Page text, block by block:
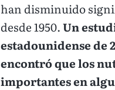
han disminuido
desde 1950.Un
estadounidense de
encontró que los
importantes en